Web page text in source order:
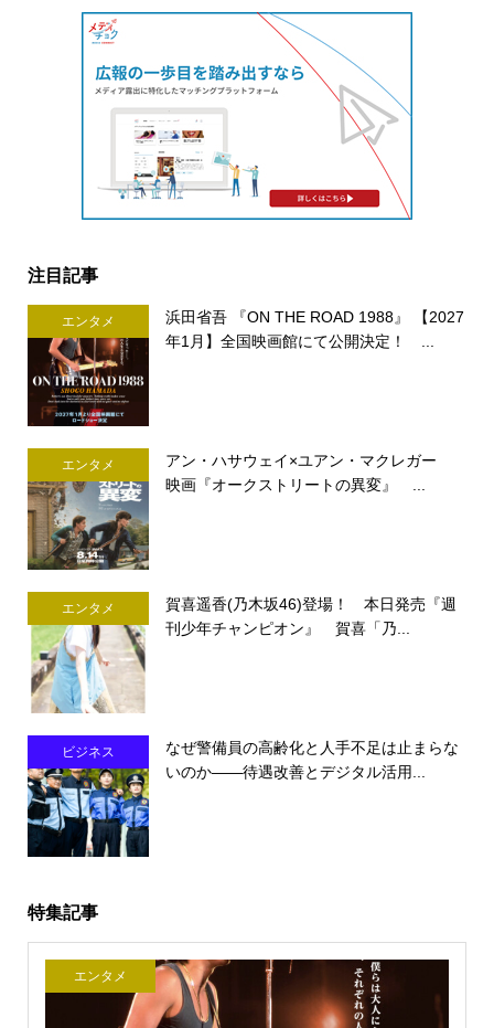
注目記事
エンタメ
浜田省吾 『ON THE ROAD 1988』 【2027
年1月】全国映画館にて公開決定！ ...
エンタメ
アン・ハサウェイ×ユアン・マクレガー
映画『オークストリートの異変』 ...
エンタメ
賀喜遥香(乃木坂46)登場！ 本日発売『週
刊少年チャンピオン』 賀喜「乃...
ビジネス
なぜ警備員の高齢化と人手不足は止まらな
いのか――待遇改善とデジタル活用...
特集記事
エンタメ